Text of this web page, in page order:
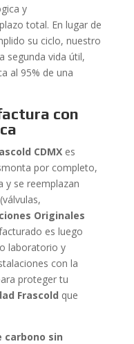
y
total. En lugar de
su ciclo, nuestro
segunda vida útil,
al 95% de una
con
CDMXes
por completo,
y se reemplazan
Originales
es luego
laboratorio y
con la
proteger tu
Frascold que
carbono sin